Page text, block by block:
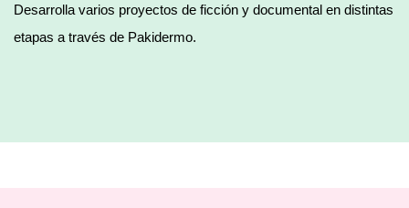
Desarrolla varios proyectos de ficción y documental en distintas
etapas a través de Pakidermo.